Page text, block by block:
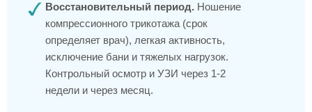
Восстановительный период. Ношение
компрессионного трикотажа (срок
определяет врач), легкая активность,
исключение бани и тяжелых нагрузок.
Контрольный осмотр и УЗИ через 1-2
недели и через месяц.